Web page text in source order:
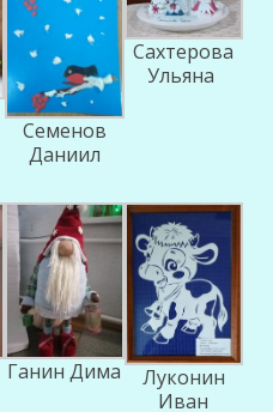
Семенов
Даниил
Сахтерова
Ульяна
Ганин Дима
Луконин
Иван